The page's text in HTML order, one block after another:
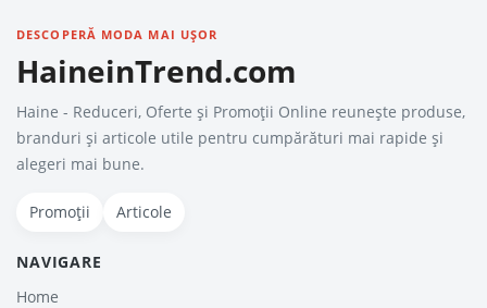
DESCOPERĂ MODA MAI UȘOR
HaineinTrend.com
Haine - Reduceri, Oferte şi Promoţii Online reunește produse,
branduri și articole utile pentru cumpărături mai rapide și
alegeri mai bune.
Promoții Articole
NAVIGARE
Home